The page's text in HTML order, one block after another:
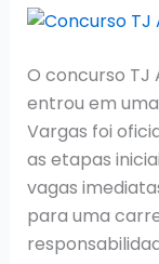
oficial
e
perito
O concurso TJ
entrou em
Vargas foi
as etapas
vagas
para uma